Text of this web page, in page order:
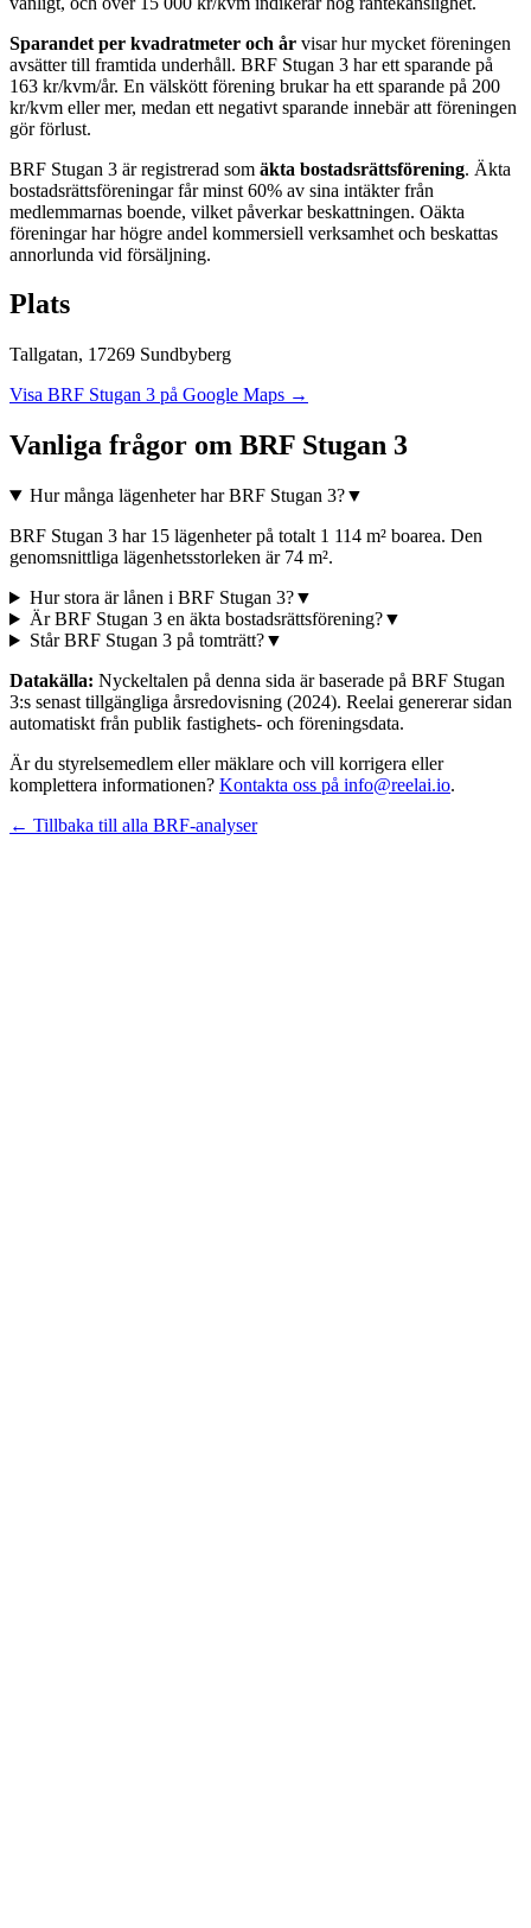
Sparandet per kvadratmeter och år visar hur mycket föreningen
avsätter till framtida underhåll. BRF Stugan 3 har ett sparande på
163 kr/kvm/år. En välskött förening brukar ha ett sparande på 200
kr/kvm eller mer, medan ett negativt sparande innebär att föreningen
gör förlust.
BRF Stugan 3 är registrerad som äkta bostadsrättsförening. Äkta
bostadsrättsföreningar får minst 60% av sina intäkter från
medlemmarnas boende, vilket påverkar beskattningen. Oäkta
föreningar har högre andel kommersiell verksamhet och beskattas
annorlunda vid försäljning.
Plats
Tallgatan, 17269 Sundbyberg
Visa BRF Stugan 3 på Google Maps →
Vanliga frågor om BRF Stugan 3
Hur många lägenheter har BRF Stugan 3?▼
BRF Stugan 3 har 15 lägenheter på totalt 1 114 m² boarea. Den
genomsnittliga lägenhetsstorleken är 74 m².
Hur stora är lånen i BRF Stugan 3?▼
Är BRF Stugan 3 en äkta bostadsrättsförening?▼
Står BRF Stugan 3 på tomträtt?▼
Datakälla: Nyckeltalen på denna sida är baserade på BRF Stugan
3:s senast tillgängliga årsredovisning (2024). Reelai genererar sidan
automatiskt från publik fastighets- och föreningsdata.
Är du styrelsemedlem eller mäklare och vill korrigera eller
komplettera informationen? Kontakta oss på info@reelai.io.
← Tillbaka till alla BRF-analyser